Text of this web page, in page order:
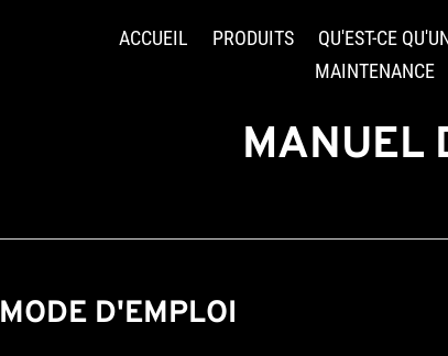
ACCUEIL PRODUITS QU'EST-CE
MAINTENANCE
MANUEL
MODE D'EMPLOI